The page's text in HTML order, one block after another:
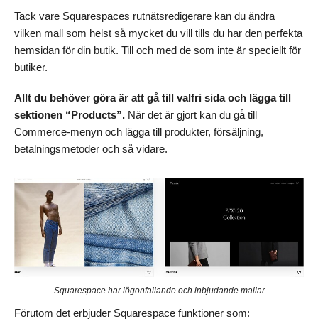
Tack vare Squarespaces rutnätsredigerare kan du ändra
vilken mall som helst så mycket du vill tills du har den perfekta
hemsidan för din butik. Till och med de som inte är speciellt för
butiker.
Allt du behöver göra är att gå till valfri sida och lägga till
sektionen “Products”. När det är gjort kan du gå till
Commerce-menyn och lägga till produkter, försäljning,
betalningsmetoder och så vidare.
Squarespace har iögonfallande och inbjudande mallar
Förutom det erbjuder Squarespace funktioner som: